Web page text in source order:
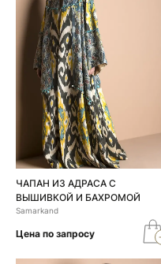
ЧАПАН ИЗ АДРАСА С
ВЫШИВКОЙ И БАХРОМОЙ
Samarkand
Цена по запросу